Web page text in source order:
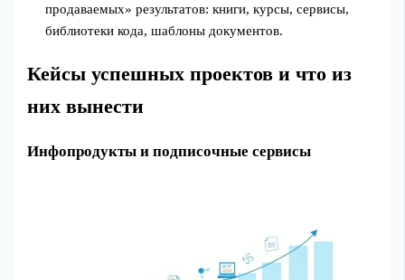
продаваемых» результатов: книги, курсы, сервисы,
библиотеки кода, шаблоны документов.
Кейсы успешных проектов и что из
них вынести
Инфопродукты и подписочные сервисы